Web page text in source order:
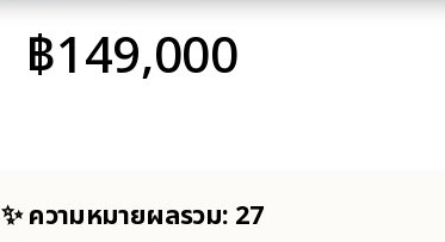
฿149,000
✨ ความหมายผลรวม: 27